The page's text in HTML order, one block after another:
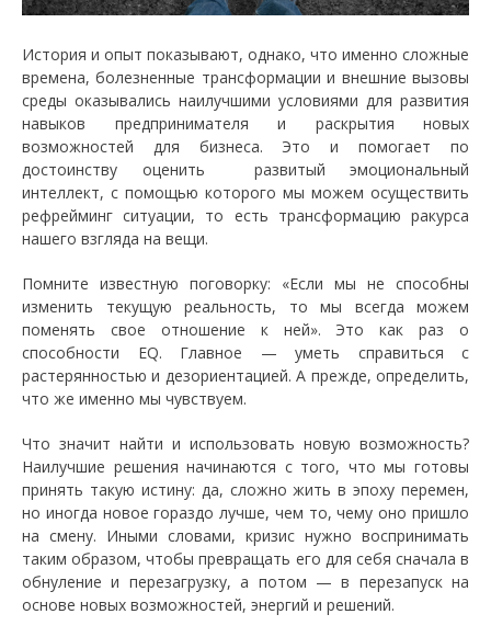
История и опыт показывают, однако, что именно сложные
времена, болезненные трансформации и внешние вызовы
среды оказывались наилучшими условиями для развития
навыков предпринимателя и раскрытия новых
возможностей для бизнеса. Это и помогает по
достоинству оценить развитый эмоциональный
интеллект, с помощью которого мы можем осуществить
рефрейминг ситуации, то есть трансформацию ракурса
нашего взгляда на вещи.
Помните известную поговорку: «Если мы не способны
изменить текущую реальность, то мы всегда можем
поменять свое отношение к ней». Это как раз о
способности EQ. Главное — уметь справиться с
растерянностью и дезориентацией. А прежде, определить,
что же именно мы чувствуем.
Что значит найти и использовать новую возможность?
Наилучшие решения начинаются с того, что мы готовы
принять такую истину: да, сложно жить в эпоху перемен,
но иногда новое гораздо лучше, чем то, чему оно пришло
на смену. Иными словами, кризис нужно воспринимать
таким образом, чтобы превращать его для себя сначала в
обнуление и перезагрузку, а потом — в перезапуск на
основе новых возможностей, энергий и решений.